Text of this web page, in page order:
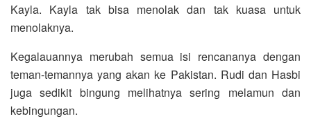
Kayla. Kayla tak bisa menolak dan tak kuasa untuk
menolaknya.
Kegalauannya merubah semua isi rencananya dengan
teman-temannya yang akan ke Pakistan. Rudi dan Hasbi
juga sedikit bingung melihatnya sering melamun dan
kebingungan.